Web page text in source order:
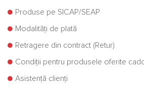
Produse pe SICAP/SEAP
Modalități de plată
Retragere din contract (Retur)
Condiții pentru produsele oferite
Asistență clienți